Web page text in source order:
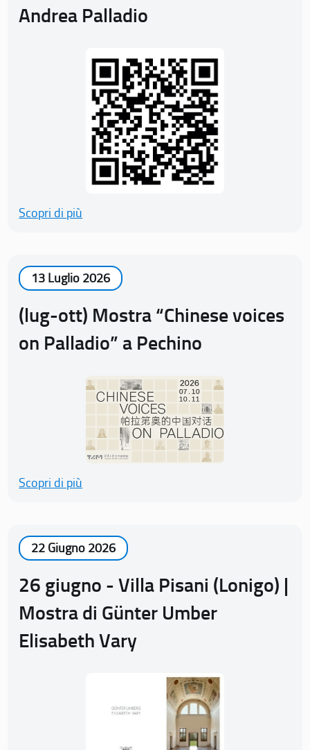
Andrea Palladio
Scopri di più
13 Luglio 2026
(lug-ott) Mostra “Chinese voices
on Palladio” a Pechino
Scopri di più
22 Giugno 2026
26 giugno - Villa Pisani (Lonigo) |
Mostra di Günter Umber
Elisabeth Vary